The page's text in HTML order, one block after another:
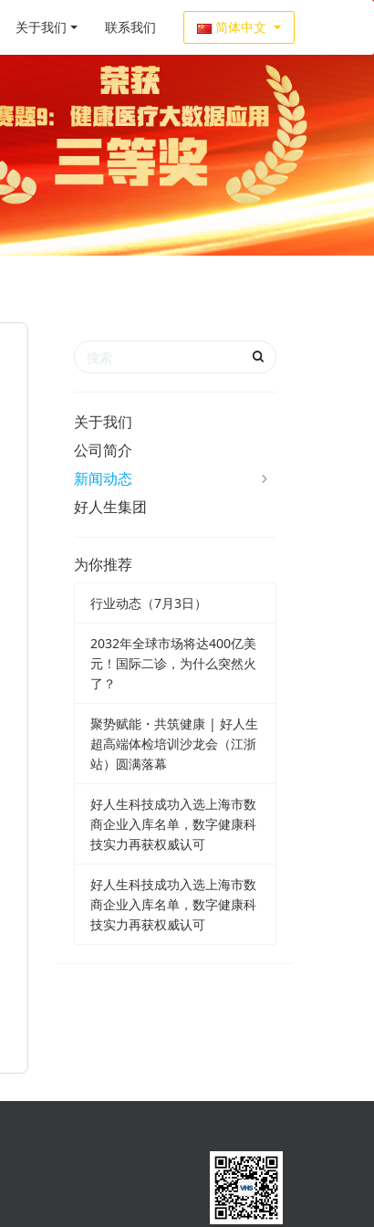
关于我们 联系我们 简体中文
关于我们
公司简介
新闻动态
好人生集团
为你推荐
行业动态（7月3日）
2032年全球市场将达400亿美
元！国际二诊，为什么突然火
了？
聚势赋能・共筑健康 | 好人生
超高端体检培训沙龙会（江浙
站）圆满落幕
好人生科技成功入选上海市数
商企业入库名单，数字健康科
技实力再获权威认可
好人生科技成功入选上海市数
商企业入库名单，数字健康科
技实力再获权威认可